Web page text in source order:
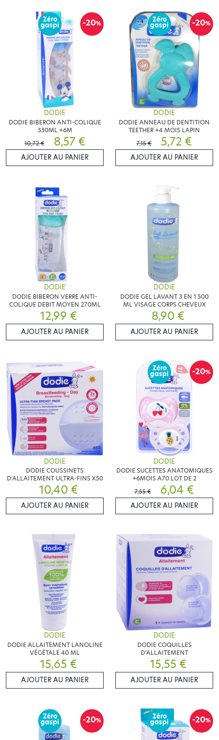
-20%
Zéro
gaspi
DODIE
DODIE BIBERON ANTI-COLIQUE
330ML +6M
10,72 €
8,57 €
AJOUTER AU PANIER
-20%
Zéro
gaspi
DODIE
DODIE ANNEAU DE DENTITION
TEETHER +4 MOIS LAPIN
7,15 €
5,72 €
AJOUTER AU PANIER
DODIE
DODIE BIBERON VERRE ANTI-
COLIQUE DEBIT MOYEN 270ML
12,99 €
AJOUTER AU PANIER
DODIE
DODIE GEL LAVANT 3 EN 1 500
ML VISAGE CORPS CHEVEUX
8,90 €
AJOUTER AU PANIER
DODIE
DODIE COUSSINETS
D'ALLAITEMENT ULTRA-FINS X50
10,40 €
AJOUTER AU PANIER
-20%
Zéro
gaspi
DODIE
DODIE SUCETTES ANATOMIQUES
+6MOIS A70 LOT DE 2
7,55 €
6,04 €
AJOUTER AU PANIER
DODIE
DODIE ALLAITEMENT LANOLINE
VÉGÉTALE 40 ML
15,65 €
AJOUTER AU PANIER
DODIE
DODIE COQUILLES
D'ALLAITEMENT
15,55 €
AJOUTER AU PANIER
-20%
Zéro
gaspi -20%
Zéro
gaspi